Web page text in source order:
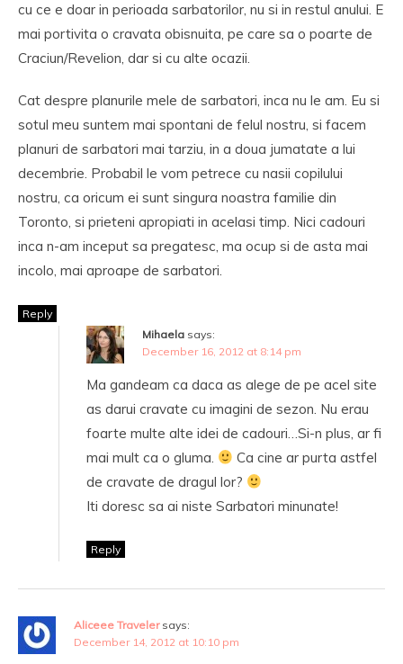
cu ce e doar in perioada sarbatorilor, nu si in restul anului. E
mai portivita o cravata obisnuita, pe care sa o poarte de
Craciun/Revelion, dar si cu alte ocazii.
Cat despre planurile mele de sarbatori, inca nu le am. Eu si
sotul meu suntem mai spontani de felul nostru, si facem
planuri de sarbatori mai tarziu, in a doua jumatate a lui
decembrie. Probabil le vom petrece cu nasii copilului
nostru, ca oricum ei sunt singura noastra familie din
Toronto, si prieteni apropiati in acelasi timp. Nici cadouri
inca n-am inceput sa pregatesc, ma ocup si de asta mai
incolo, mai aproape de sarbatori.
Reply
Mihaela says:
December 16, 2012 at 8:14 pm
Ma gandeam ca daca as alege de pe acel site
as darui cravate cu imagini de sezon. Nu erau
foarte multe alte idei de cadouri…Si-n plus, ar fi
mai mult ca o gluma.
Ca cine ar purta astfel
de cravate de dragul lor?
Iti doresc sa ai niste Sarbatori minunate!
Reply
Aliceee Traveler says:
December 14, 2012 at 10:10 pm